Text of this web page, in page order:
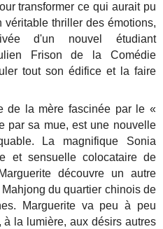
transformer ce qui aurait pu
thriller des émotions,
d'un nouvel étudiant
Frison de la Comédie
tout son édifice et la faire
de la mère fascinée par le «
par sa mue, est une nouvelle
La magnifique Sonia
et sensuelle colocataire de
découvre un autre
du quartier chinois de
Marguerite va peu à peu
la lumière, aux désirs autres